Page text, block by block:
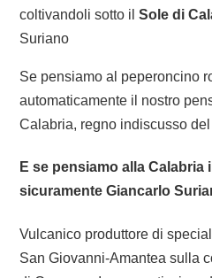
coltivandoli sotto il Sole di
Suriano
Se pensiamo al peperoncino
automaticamente il nostro
Calabria, regno indiscusso
E se pensiamo alla
sicuramente Giancarlo
Vulcanico produttore di
San Giovanni-Amantea sulla